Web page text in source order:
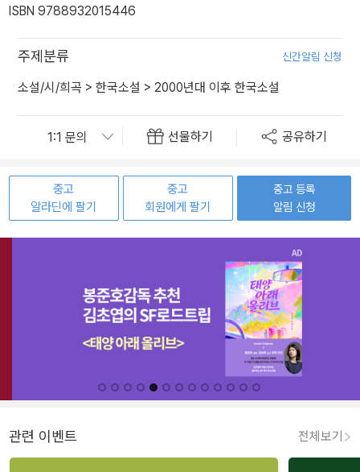
ISBN 9788932015446
주제분류 신간알림 신청
소설/시/희곡 > 한국소설 > 2000년대 이후 한국소설
선물하기 공유하기
중고
알라딘에 팔기
중고
회원에게 팔기
중고 등록
알림 신청
관련 이벤트 전체보기